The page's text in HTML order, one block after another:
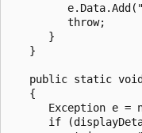
         throw;
      }
   }
public static
   {
Exception e =
if